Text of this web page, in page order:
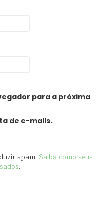
para a próxima
de e-mails.
spam. Saiba como seus
.